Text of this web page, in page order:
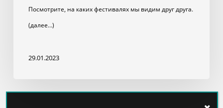
Посмотрите, на каких фестивалях мы видим друг друга.
(далее…)
29.01.2023